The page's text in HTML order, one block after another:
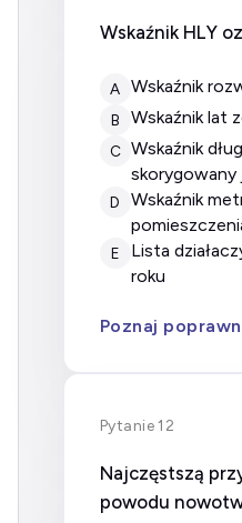
Wskaźnik HLY
A wskaźnik
B Wskaźnik
C wskaźnik długości życia
skorygowany
D
wskaźnik metrażu
E
Lista działaczy humanitarnych
roku
Poznaj
Pytanie 12
Najczęstszą
powodu